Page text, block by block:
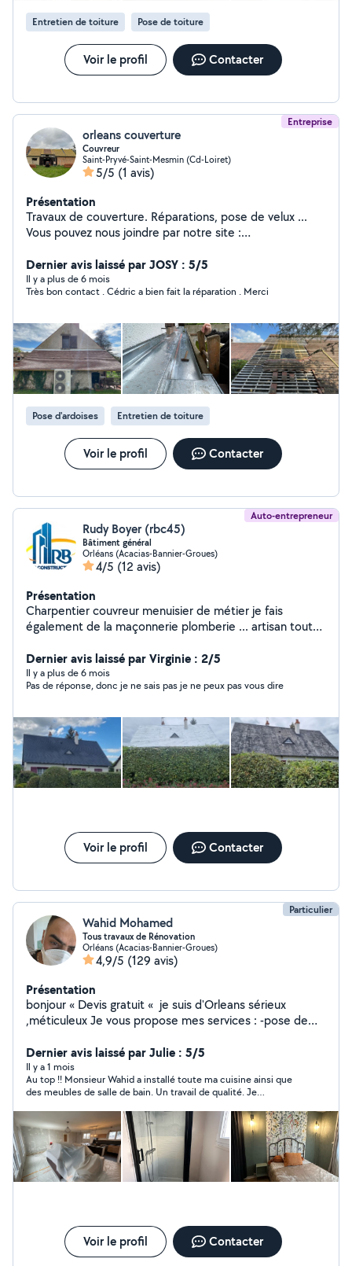
Entretien de toiture Pose de toiture
Voir le profil Contacter
Entreprise
orleans couverture
Couvreur
Saint-Pryvé-Saint-Mesmin (Cd-Loiret)
5/5 (1 avis)
Présentation
Travaux de couverture. Réparations, pose de velux ...
Vous pouvez nous joindre par notre site :
Dernier avis laissé par JOSY : 5/5
Il y a plus de 6 mois
Très bon contact . Cédric a bien fait la réparation . Merci
Pose d'ardoises Entretien de toiture
Voir le profil Contacter
Auto-entrepreneur
Rudy Boyer (rbc45)
Bâtiment général
Orléans (Acacias-Bannier-Groues)
4/5 (12 avis)
Présentation
Charpentier couvreur menuisier de métier je fais
également de la maçonnerie plomberie ... artisan tout
peinture je peus néanmoins vous mettre en relation
avec des artisan compétent dans ces domaines
Dernier avis laissé par Virginie : 2/5
Il y a plus de 6 mois
Pas de réponse, donc je ne sais pas je ne peux pas vous dire
Voir le profil Contacter
Particulier
Wahid Mohamed
Tous travaux de Rénovation
Orléans (Acacias-Bannier-Groues)
4,9/5 (129 avis)
Présentation
bonjour « Devis gratuit « je suis d'Orleans sérieux
,méticuleux Je vous propose mes services : -pose de
/papier peint -placo/bande/ -bricolage en tout genre -
pose du parquet bois et pvc -dépannage en plomberie
Je suis équipé j'ai tout ce qu'il faut comme outils Si vous
avez besoin de quoi que ce soit ,n'hésitez pas . A très
bientôt.
Dernier avis laissé par Julie : 5/5
Il y a 1 mois
Au top !! Monsieur Wahid a installé toute ma cuisine ainsi que
des meubles de salle de bain. Un travail de qualité. Je
Voir le profil Contacter